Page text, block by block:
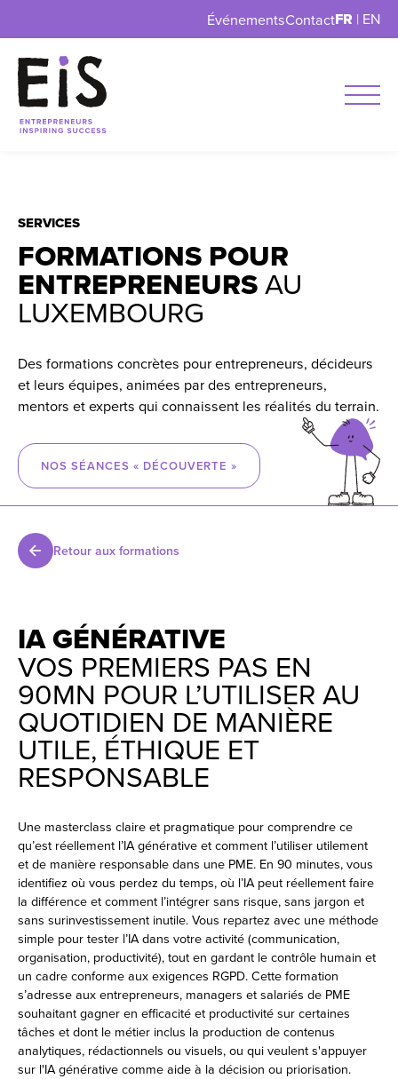
ÉvénementsContactFR | EN
SERVICES
FORMATIONS POUR
ENTREPRENEURSAU
LUXEMBOURG
Des formations concrètes pour entrepreneurs, décideurs
et leurs équipes, animées par des entrepreneurs,
mentors et experts qui connaissent les réalités du terrain.
NOS SÉANCES « DÉCOUVERTE »
Retour aux formations
IA GÉNÉRATIVE
VOS PREMIERS PAS EN
90MN POUR L’UTILISER AU
QUOTIDIEN DE MANIÈRE
UTILE, ÉTHIQUE ET
RESPONSABLE
Une masterclass claire et pragmatique pour comprendre ce
qu’est réellement l’IA générative et comment l’utiliser utilement
et de manière responsable dans une PME. En 90 minutes, vous
identifiez où vous perdez du temps, où l’IA peut réellement faire
la différence et comment l’intégrer sans risque, sans jargon et
sans surinvestissement inutile. Vous repartez avec une méthode
simple pour tester l’IA dans votre activité (communication,
organisation, productivité), tout en gardant le contrôle humain et
un cadre conforme aux exigences RGPD. Cette formation
s’adresse aux entrepreneurs, managers et salariés de PME
souhaitant gagner en efficacité et productivité sur certaines
tâches et dont le métier inclus la production de contenus
analytiques, rédactionnels ou visuels, ou qui veulent s'appuyer
sur l'IA générative comme aide à la décision ou priorisation.